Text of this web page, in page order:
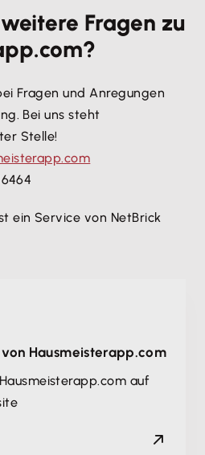
keine Einschränkungen in
dich jederzeit
an uns wenden und
Hilfe, ohne lange
Reiter Hilfe findest Du
Fragen zu
Fragen und Anregungen
Bei uns steht
Stelle!
ein Service von NetBrick
Hausmeisterapp.com
auf